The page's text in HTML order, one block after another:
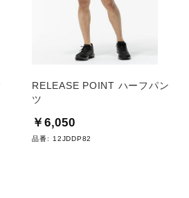
RELEASE POINT ハーフパン
ツ
￥6,050
品番: 12JDDP82